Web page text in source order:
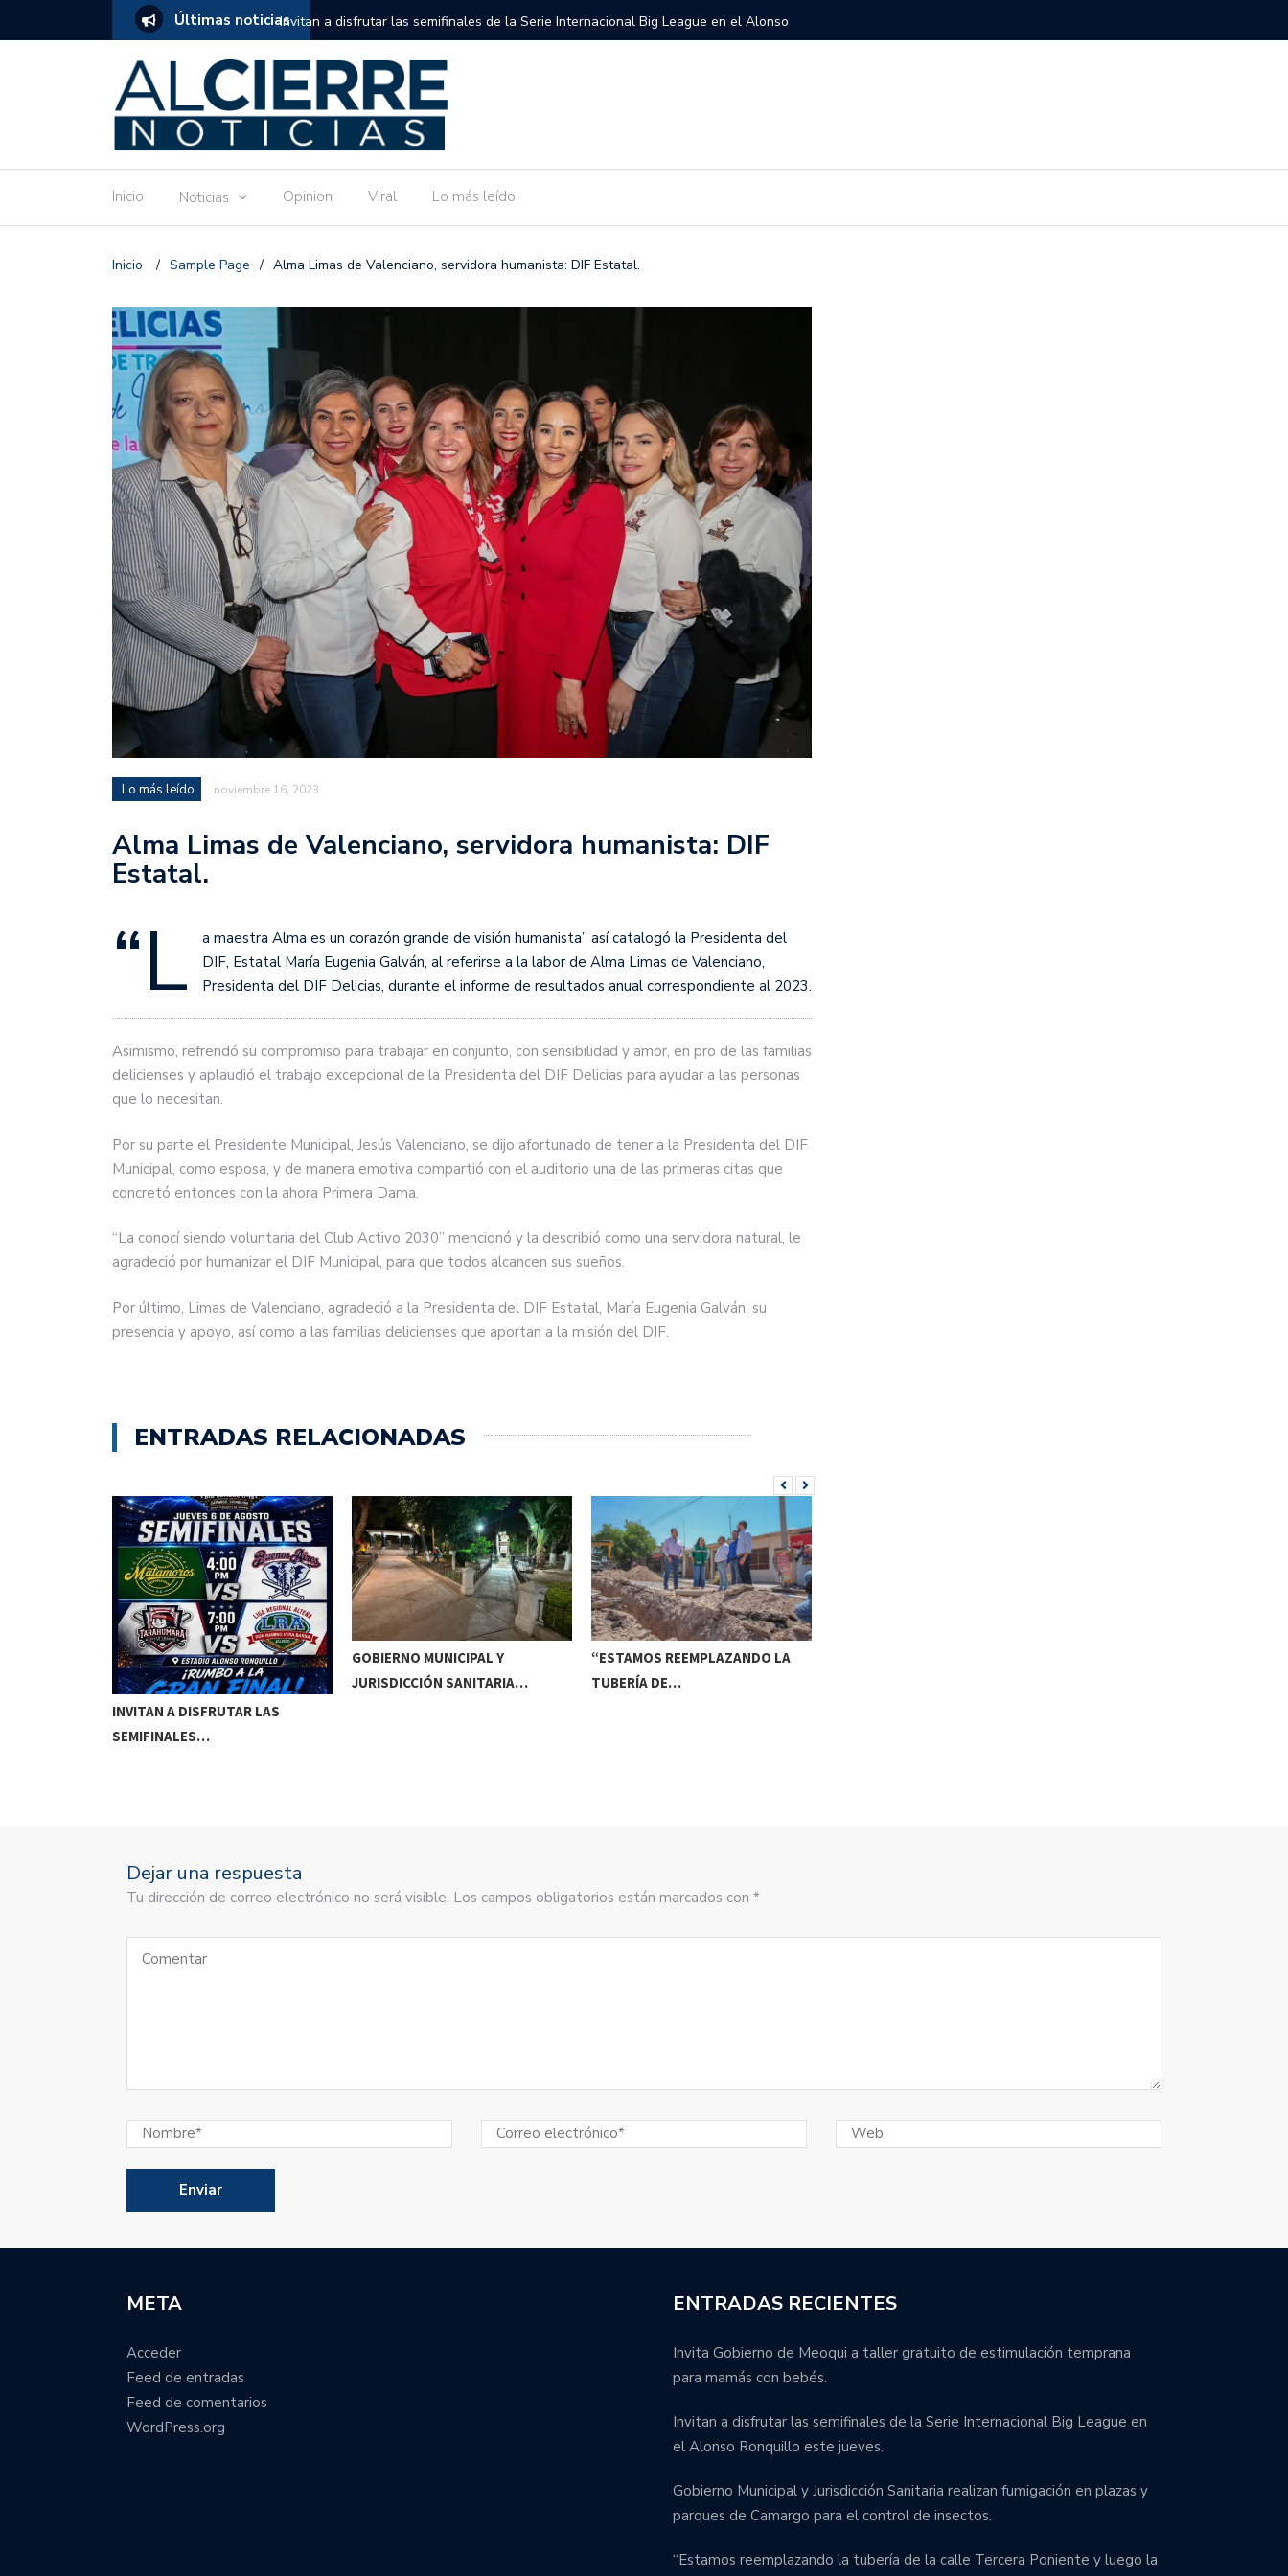
Últimas noticias
de estimulación temprana para mamás
Invitan a disfrutar las semifinales de la Serie Internacional Big League en el Alonso
Ronquillo este jueves.
de Camargo para el control de insectos.
Inicio Noticias Opinion Viral Lo más leído
Inicio / Sample Page / Alma Limas de Valenciano, servidora humanista: DIF Estatal.
Lo más leído noviembre 16, 2023
Alma Limas de Valenciano, servidora humanista: DIF
Estatal.
“L
a maestra Alma es un corazón grande de visión humanista” así catalogó la Presidenta del
DIF, Estatal María Eugenia Galván, al referirse a la labor de Alma Limas de Valenciano,
Presidenta del DIF Delicias, durante el informe de resultados anual correspondiente al 2023.
Asimismo, refrendó su compromiso para trabajar en conjunto, con sensibilidad y amor, en pro de las familias
delicienses y aplaudió el trabajo excepcional de la Presidenta del DIF Delicias para ayudar a las personas
que lo necesitan.
Por su parte el Presidente Municipal, Jesús Valenciano, se dijo afortunado de tener a la Presidenta del DIF
Municipal, como esposa, y de manera emotiva compartió con el auditorio una de las primeras citas que
concretó entonces con la ahora Primera Dama.
“La conocí siendo voluntaria del Club Activo 2030” mencionó y la describió como una servidora natural, le
agradeció por humanizar el DIF Municipal, para que todos alcancen sus sueños.
Por último, Limas de Valenciano, agradeció a la Presidenta del DIF Estatal, María Eugenia Galván, su
presencia y apoyo, así como a las familias delicienses que aportan a la misión del DIF.
ENTRADAS RELACIONADAS
INVITAN A DISFRUTAR LAS
SEMIFINALES…
GOBIERNO MUNICIPAL Y
JURISDICCIÓN SANITARIA…
“ESTAMOS REEMPLAZANDO LA
TUBERÍA DE…
Dejar una respuesta
Tu dirección de correo electrónico no será visible. Los campos obligatorios están marcados con *
META
Acceder
Feed de entradas
Feed de comentarios
WordPress.org
ENTRADAS RECIENTES
Invita Gobierno de Meoqui a taller gratuito de estimulación temprana
para mamás con bebés.
Invitan a disfrutar las semifinales de la Serie Internacional Big League en
el Alonso Ronquillo este jueves.
Gobierno Municipal y Jurisdicción Sanitaria realizan fumigación en plazas y
parques de Camargo para el control de insectos.
“Estamos reemplazando la tubería de la calle Tercera Poniente y luego la